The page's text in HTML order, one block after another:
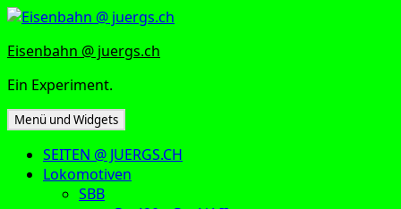
Zum
springen
Eisenbahn @ juergs.ch
Ein Experiment.
Menü und Widgets
SEITEN @ JUERGS.CH
Lokomotiven
SBB